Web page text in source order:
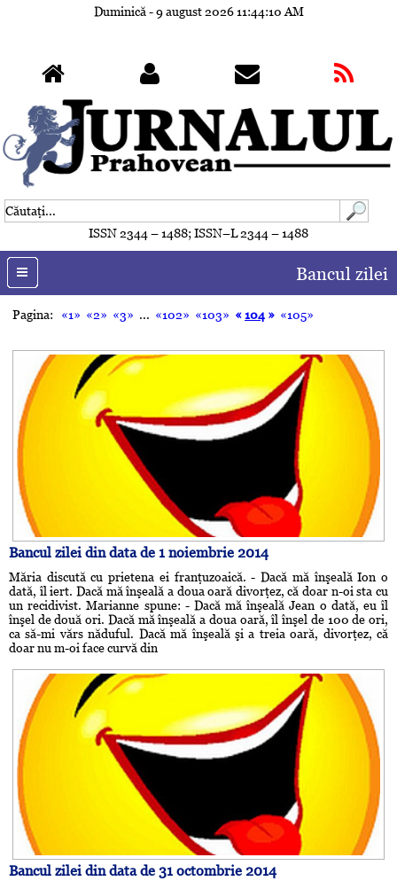
Duminică - 9 august 202611:44:11 AM
ISSN 2344 – 1488; ISSN–L 2344 – 1488
Bancul zilei
Pagina: «1» «2» «3» ... «102» «103» «104 » «105»
Bancul zilei din data de 1 noiembrie 2014
Măria discută cu prietena ei franţuzoaică. - Dacă mă înşeală Ion o
dată, îl iert. Dacă mă înşeală a doua oară divorţez, că doar n-oi sta cu
un recidivist. Marianne spune: - Dacă mă înşeală Jean o dată, eu îl
înşel de două ori. Dacă mă înşeală a doua oară, îl înşel de 100 de ori,
ca să-mi vărs năduful. Dacă mă înşeală şi a treia oară, divorţez, că
doar nu m-oi face curvă din
Bancul zilei din data de 31 octombrie 2014